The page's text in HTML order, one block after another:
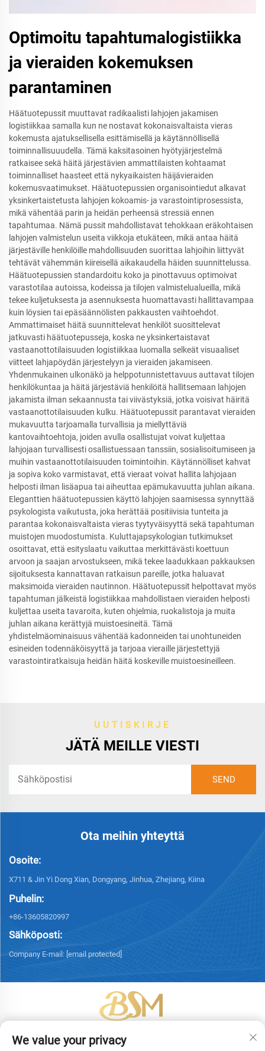
Optimoitu tapahtumalogistiikka
ja vieraiden kokemuksen
parantaminen
Häätuotepussit muuttavat radikaalisti lahjojen jakamisen
logistiikkaa samalla kun ne nostavat kokonaisvaltaista vieras
kokemusta ajatuksellisella esittämisellä ja käytännöllisellä
toiminnallisuuudella. Tämä kaksitasoinen hyötyjärjestelmä
ratkaisee sekä häitä järjestävien ammattilaisten kohtaamat
toiminnalliset haasteet että nykyaikaisten häijävieraiden
kokemusvaatimukset. Häätuotepussien organisointiedut alkavat
yksinkertaistetusta lahjojen kokoamis- ja varastointiprosessista,
mikä vähentää parin ja heidän perheensä stressiä ennen
tapahtumaa. Nämä pussit mahdollistavat tehokkaan eräkohtaisen
lahjojen valmistelun useita viikkoja etukäteen, mikä antaa häitä
järjestäville henkilöille mahdollisuuden suorittaa lahjoihin liittyvät
tehtävät vähemmän kiireisellä aikakaudella häiden suunnittelussa.
Häätuotepussien standardoitu koko ja pinottavuus optimoivat
varastotilaa autoissa, kodeissa ja tilojen valmistelualueilla, mikä
tekee kuljetuksesta ja asennuksesta huomattavasti hallittavampaa
kuin löysien tai epäsäännölisten pakkausten vaihtoehdot.
Ammattimaiset häitä suunnittelevat henkilöt suosittelevat
jatkuvasti häätuotepusseja, koska ne yksinkertaistavat
vastaanottotilaisuuden logistiikkaa luomalla selkeät visuaaliset
viitteet lahjapöydän järjestelyyn ja vieraiden jakamiseen.
Yhdenmukainen ulkonäkö ja helppotunnistettavuus auttavat tilojen
henkilökuntaa ja häitä järjestäviä henkilöitä hallitsemaan lahjojen
jakamista ilman sekaannusta tai viivästyksiä, jotka voisivat häiritä
vastaanottotilaisuuden kulku. Häätuotepussit parantavat vieraiden
mukavuutta tarjoamalla turvallisia ja miellyttäviä
kantovaihtoehtoja, joiden avulla osallistujat voivat kuljettaa
lahjojaan turvallisesti osallistuessaan tanssiin, sosialisoitumiseen ja
muihin vastaanottotilaisuuden toimintoihin. Käytännölliset kahvat
ja sopiva koko varmistavat, että vieraat voivat hallita lahjojaan
helposti ilman lisäapua tai aiheuttaa epämukavuutta juhlan aikana.
Eleganttien häätuotepussien käyttö lahjojen saamisessa synnyttää
psykologista vaikutusta, joka herättää positiivisia tunteita ja
parantaa kokonaisvaltaista vieras tyytyväisyyttä sekä tapahtuman
muistojen muodostumista. Kuluttajapsykologian tutkimukset
osoittavat, että esityslaatu vaikuttaa merkittävästi koettuun
arvoon ja saajan arvostukseen, mikä tekee laadukkaan pakkauksen
sijoituksesta kannattavan ratkaisun pareille, jotka haluavat
maksimoida vieraiden nautinnon. Häätuotepussit helpottavat myös
tapahtuman jälkeistä logistiikkaa mahdollistaen vieraiden helposti
kuljettaa useita tavaroita, kuten ohjelmia, ruokalistoja ja muita
juhlan aikana kerättyjä muistoesineitä. Tämä
yhdistelmäominaisuus vähentää kadonneiden tai unohtuneiden
esineiden todennäköisyyttä ja tarjoaa vieraille järjestettyjä
varastointiratkaisuja heidän häitä koskeville muistoesineilleen.
UUTISKIRJE
JÄTÄ MEILLE VIESTI
Ota meihin yhteyttä
Osoite:
X711 & Jin Yi Dong Xian, Dongyang, Jinhua, Zhejiang, Kiina
Puhelin:
+86-13605820997
Sähköposti:
Company E-mail: [email protected]
Tekijänoikeus © 2026 Yiwu Bingsheng Packaging Technology Co., Ltd.
Kaikki oikeudet pidätetään. -Tietosuojakäytäntö
We value your privacy